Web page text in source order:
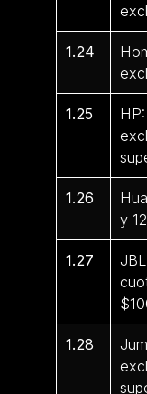
1.24
1.25
1.26
y
1.27
1.28